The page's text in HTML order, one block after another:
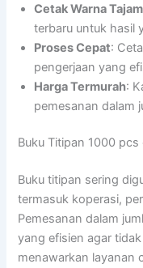
Cetak Warna Tajam
terbaru untuk hasil
Proses Cepat:
pengerjaan yang
Harga Termurah:
pemesanan dalam
Buku Titipan 1000
Buku titipan sering
termasuk koperasi,
Pemesanan dalam
yang efisien agar
menawarkan layanan